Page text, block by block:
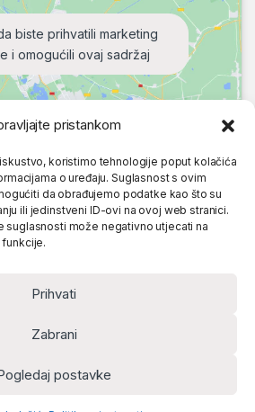
pristankom
koristimo tehnologije poput kolačića
o uređaju. Suglasnost s ovim
da obrađujemo podatke kao što su
ili jedinstveni ID-ovi na ovoj web stranici.
suglasnosti može negativno utjecati na
Prihvati
Zabrani
postavke
biste prihvatili marketing
i omogućili ovaj sadržaj